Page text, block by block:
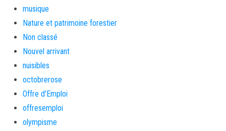
musique
Nature et patrimoine forestier
Non classé
Nouvel arrivant
nuisibles
octobrerose
Offre d'Emploi
offresemploi
olympisme